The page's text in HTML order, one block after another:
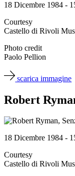
18 Dicembre 1984 -
Courtesy
Castello di Rivoli
Photo credit
Paolo Pellion
scarica immagine
Robert
18 Dicembre 1984 -
Courtesy
Castello di Rivoli